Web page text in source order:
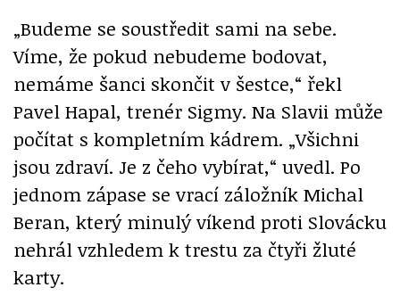
„Budeme se soustředit sami na sebe.
Víme, že pokud nebudeme bodovat,
nemáme šanci skončit v šestce,“ řekl
Pavel Hapal, trenér Sigmy. Na Slavii může
počítat s kompletním kádrem. „Všichni
jsou zdraví. Je z čeho vybírat,“ uvedl. Po
jednom zápase se vrací záložník Michal
Beran, který minulý víkend proti Slovácku
nehrál vzhledem k trestu za čtyři žluté
karty.